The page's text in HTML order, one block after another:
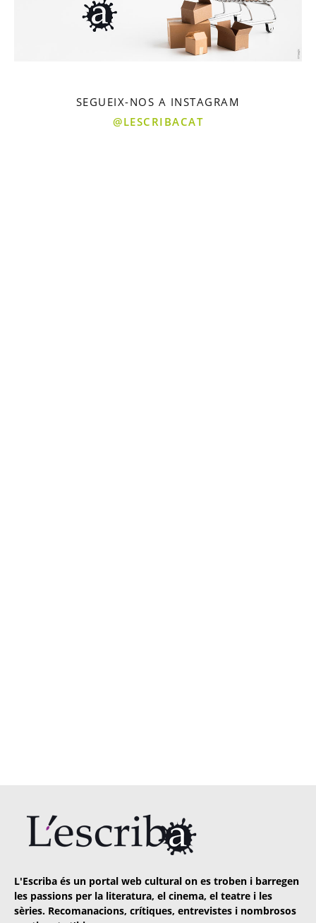
SEGUEIX-NOS A INSTAGRAM
@LESCRIBACAT
L'Escriba és un portal web cultural on es troben i barregen
les passions per la literatura, el cinema, el teatre i les
sèries. Recomanacions, crítiques, entrevistes i nombrosos